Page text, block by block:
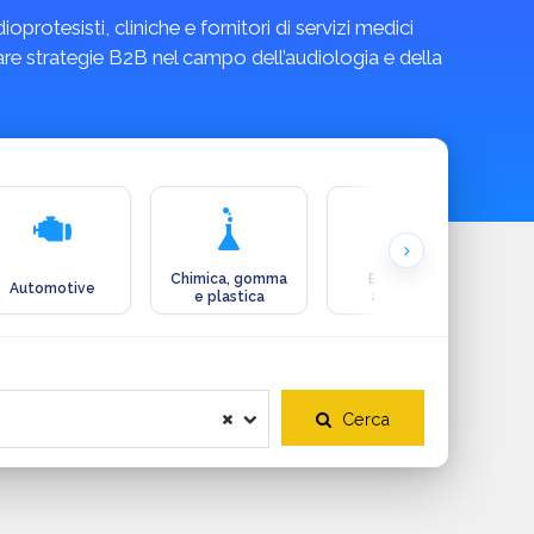
cliniche e fornitori di servizi medici
strategie B2B nel campo dell’audiologia e della
Automotive
Chimica, gomma
e plastica
Ecologia e
ambiente
Cerca